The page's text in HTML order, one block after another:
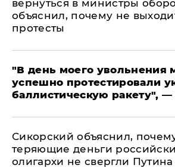
вернуться в министры
объяснил, почему не
протесты
​"В день моего увольнения
успешно протестировали
баллистическую ракету",
Сикорский объяснил,
теряющие деньги
олигархи не свергли Путина